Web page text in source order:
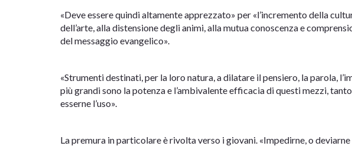
«Deve essere quindi altamente apprezzato» per «l’incremento della
dell’arte, alla distensione degli animi, alla mutua conoscenza e
del messaggio evangelico».
«Strumenti destinati, per la loro natura, a dilatare il pensiero, la parola,
più grandi sono la potenza e l’ambivalente efficacia di questi mezzi,
esserne l’uso».
La premura in particolare è rivolta verso i giovani. «Impedirne, o